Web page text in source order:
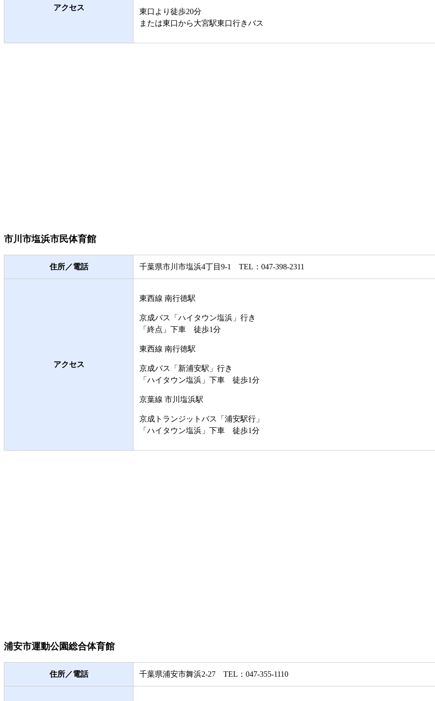
アクセス
東口より徒歩20分
または東口から大宮駅東口行きバス
市川市塩浜市民体育館
住所／電話 千葉県市川市塩浜4丁目9-1 TEL：047-398-2311
アクセス
東西線 南行徳駅
京成バス「ハイタウン塩浜」行き
「終点」下車 徒歩1分
東西線 南行徳駅
京成バス「新浦安駅」行き
「ハイタウン塩浜」下車 徒歩1分
京葉線 市川塩浜駅
京成トランジットバス「浦安駅行」
「ハイタウン塩浜」下車 徒歩1分
浦安市運動公園総合体育館
住所／電話 千葉県浦安市舞浜2-27 TEL：047-355-1110